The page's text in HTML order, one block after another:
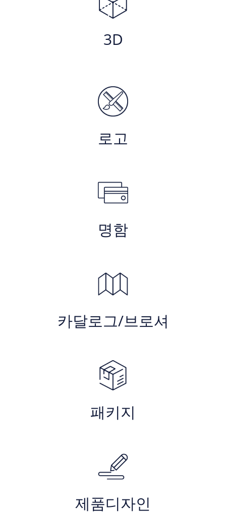
3D
로고
명함
카달로그/브로셔
패키지
제품디자인